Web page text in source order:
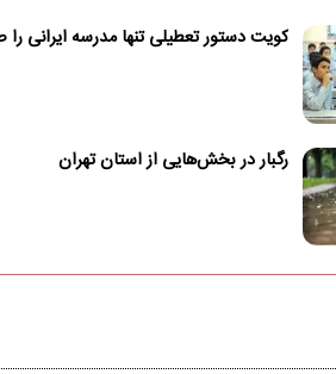
کویت دستور تعطیلی تنها مدرسه ایرانی را
رگبار در بخش‌هایی از استان تهران